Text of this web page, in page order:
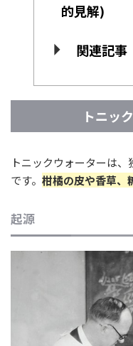
的見解)
関連記事
トニッ
トニックウォーターは
です。 柑橘の皮や香草、
起源